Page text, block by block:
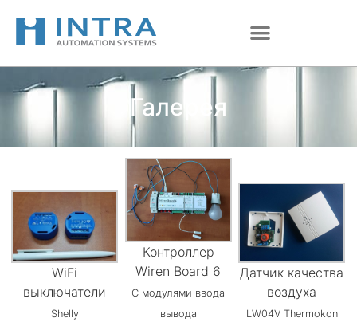
содержимому
Галерея
WiFi
выключатели
Shelly
Контроллер
Wiren Board 6
С модулями ввода
вывода
Датчик качества
воздуха
LW04V Thermokon